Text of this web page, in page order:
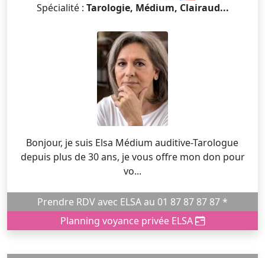
Spécialité : Tarologie, Médium, Clairaud...
Bonjour, je suis Elsa Médium auditive-Tarologue
depuis plus de 30 ans, je vous offre mon don pour
vo...
Prendre RDV avec ELSA au 01 87 87 87 87 *
Planning voyance privée ELSA